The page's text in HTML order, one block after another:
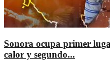
Sonora ocupa primer
calor y segundo...